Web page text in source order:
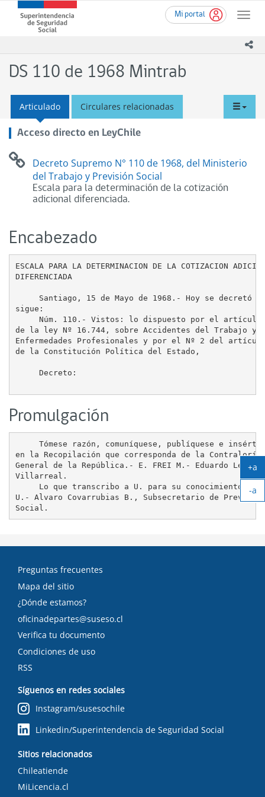
contenido
Mi portal
Toggle
Superintendencia
de
(SUSESO)
-
de
Chile
DS 110 de 1968 Mintrab
Articulado Circulares relacionadas
Acceso directo en LeyChile
Decreto Supremo N° 110 de 1968, del Ministerio
del Trabajo y Previsión Social
Escala para la determinación de la cotización
adicional diferenciada.
Encabezado
ESCALA PARA LA DETERMINACION DE LA COTIZACION
DIFERENCIADA
Santiago, 15 de Mayo de 1968.- Hoy se decretó
sigue:
Núm. 110.- Vistos: lo dispuesto por el artículo
de la ley Nº 16.744, sobre Accidentes del Trabajo y
Enfermedades Profesionales y por el Nº 2 del
de la Constitución Política del Estado,
     Decreto:
Promulgación
Tómese razón, comuníquese, publíquese e
en la Recopilación que corresponda de la Contraloría
General de la República.- E. FREI M.- Eduardo León
Villarreal.
Lo que transcribo a U. para su conocimiento.-
U.- Alvaro Covarrubias B., Subsecretario de
Preguntas frecuentes
Mapa del sitio
¿Dónde estamos?
oficinadepartes@suseso.cl
Verifica tu documento
Condiciones de uso
RSS
Síguenos en redes sociales
Instagram/susesochile
Linkedin/Superintendencia de Seguridad Social
Sitios relacionados
Chileatiende
MiLicencia.cl
+a
-a